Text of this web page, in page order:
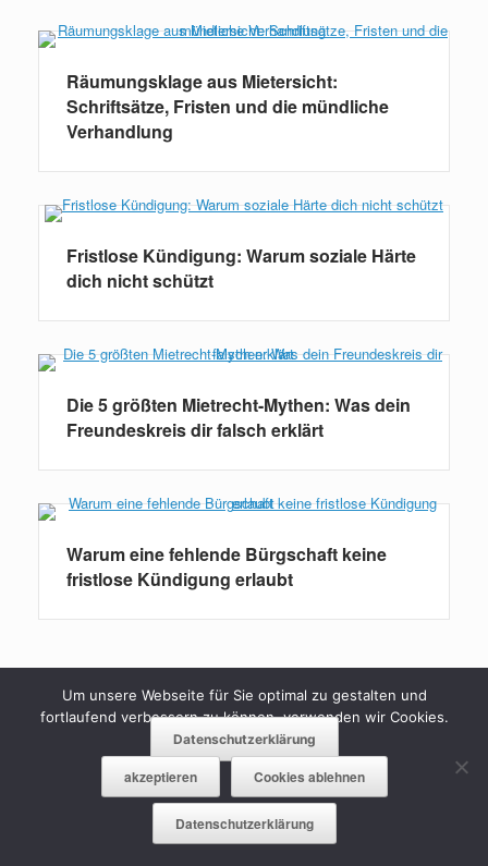
Räumungsklage aus Mietersicht:
Schriftsätze, Fristen und die mündliche
Verhandlung
Fristlose Kündigung: Warum soziale Härte
dich nicht schützt
Die 5 größten Mietrecht-Mythen: Was dein
Freundeskreis dir falsch erklärt
Warum eine fehlende Bürgschaft keine
fristlose Kündigung erlaubt
Räumungsklage aus Mietersicht:
Schriftsätze, Fristen und die mündliche
Um unsere Webseite für Sie optimal zu gestalten und
fortlaufend verbessern zu können, verwenden wir Cookies.
Datenschutzerklärung
akzeptieren Cookies ablehnen
Datenschutzerklärung